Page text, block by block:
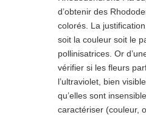
d’obtenir des
colorés. La
soit la couleur soit le
pollinisatrices. Or
vérifier si les fleurs
l’ultraviolet, bien
qu’elles sont
caractériser (couleur,